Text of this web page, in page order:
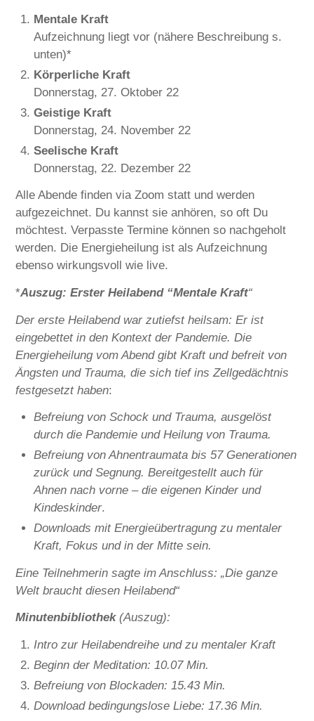
Mentale Kraft
Aufzeichnung liegt vor (nähere Beschreibung s.
unten)*
Körperliche Kraft
Donnerstag, 27. Oktober 22
Geistige Kraft
Donnerstag, 24. November 22
Seelische Kraft
Donnerstag, 22. Dezember 22
Alle Abende finden via Zoom statt und werden
aufgezeichnet. Du kannst sie anhören, so oft Du
möchtest. Verpasste Termine können so nachgeholt
werden. Die Energieheilung ist als Aufzeichnung
ebenso wirkungsvoll wie live.
*Auszug: Erster Heilabend “Mentale Kraft“
Der erste Heilabend war zutiefst heilsam: Er ist
eingebettet in den Kontext der Pandemie. Die
Energieheilung vom Abend gibt Kraft und befreit von
Ängsten und Trauma, die sich tief ins Zellgedächtnis
festgesetzt haben:
Befreiung von Schock und Trauma, ausgelöst
durch die Pandemie und Heilung von Trauma.
Befreiung von Ahnentraumata bis 57 Generationen
zurück und Segnung. Bereitgestellt auch für
Ahnen nach vorne – die eigenen Kinder und
Kindeskinder.
Downloads mit Energieübertragung zu mentaler
Kraft, Fokus und in der Mitte sein.
Eine Teilnehmerin sagte im Anschluss: „Die ganze
Welt braucht diesen Heilabend“
Minutenbibliothek(Auszug):
Intro zur Heilabendreihe und zu mentaler Kraft
Beginn der Meditation: 10.07 Min.
Befreiung von Blockaden: 15.43 Min.
Download bedingungslose Liebe: 17.36 Min.